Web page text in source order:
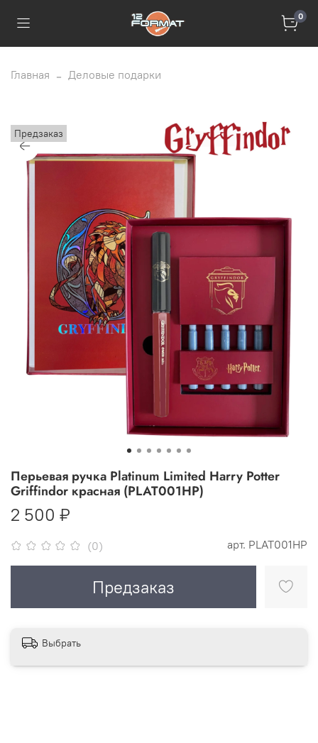
0
Главная Деловые подарки
Предзаказ
(0) арт. PLAT001HP
Перьевая ручка Platinum Limited Harry Potter
Griffindor красная (PLAT001HP)
2 500 ₽
Предзаказ
Выбрать